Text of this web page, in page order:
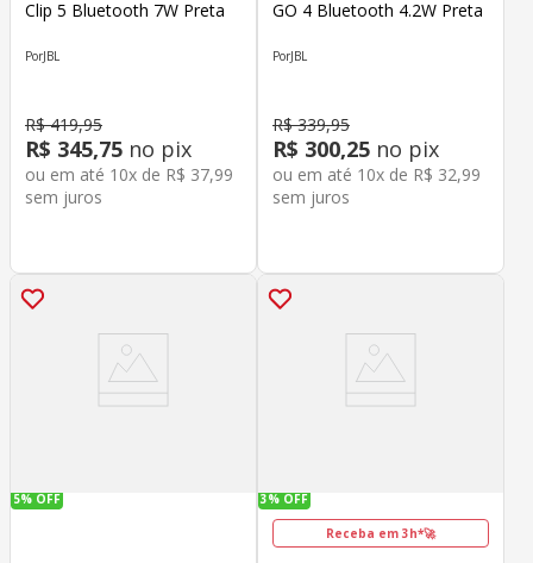
Clip 5 Bluetooth 7W Preta
JBL
R$ 419,95
R$ 345,75 no pix
ou em até 10x de R$ 37,99
sem juros
GO 4 Bluetooth 4.2W Preta
JBL
R$ 339,95
R$ 300,25 no pix
ou em até 10x de R$ 32,99
sem juros
5% OFF 3% OFF
Receba em 3h*🚀